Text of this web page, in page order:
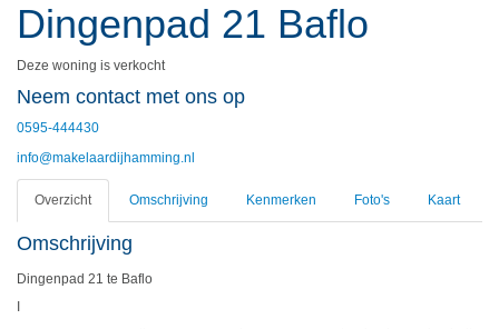
Dingenpad 21 Baflo
Deze woning is verkocht
Neem contact met ons op
0595-444430
info@makelaardijhamming.nl
Overzicht Omschrijving Kenmerken Foto's Kaart
Omschrijving
Dingenpad 21 te Baflo